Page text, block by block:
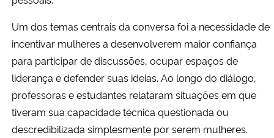
Um dos temas centrais da conversa foi a necessidade de
incentivar mulheres a desenvolverem maior confiança
para participar de discussões, ocupar espaços de
liderança e defender suas ideias. Ao longo do diálogo,
professoras e estudantes relataram situações em que
tiveram sua capacidade técnica questionada ou
descredibilizada simplesmente por serem mulheres.